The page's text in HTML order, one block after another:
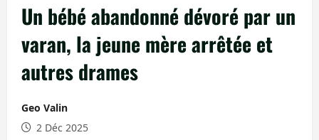
Un bébé abandonné dévoré par un
varan, la jeune mère arrêtée et
autres drames
Geo Valin
2 Déc 2025